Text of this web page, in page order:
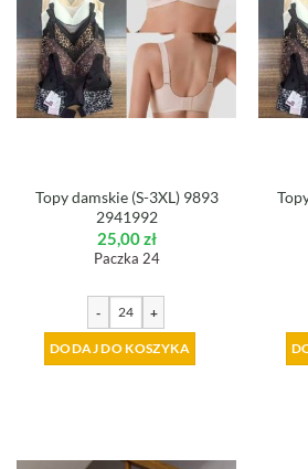
Topy damskie (S-3XL) 9893
2941992
25,00zł
Paczka 24
- +
DODAJ DO KOSZYKA